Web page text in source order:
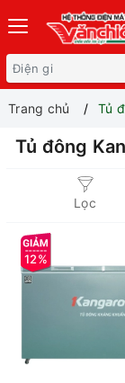
Trang chủ Tủ
Tủ đông
Lọc
12%